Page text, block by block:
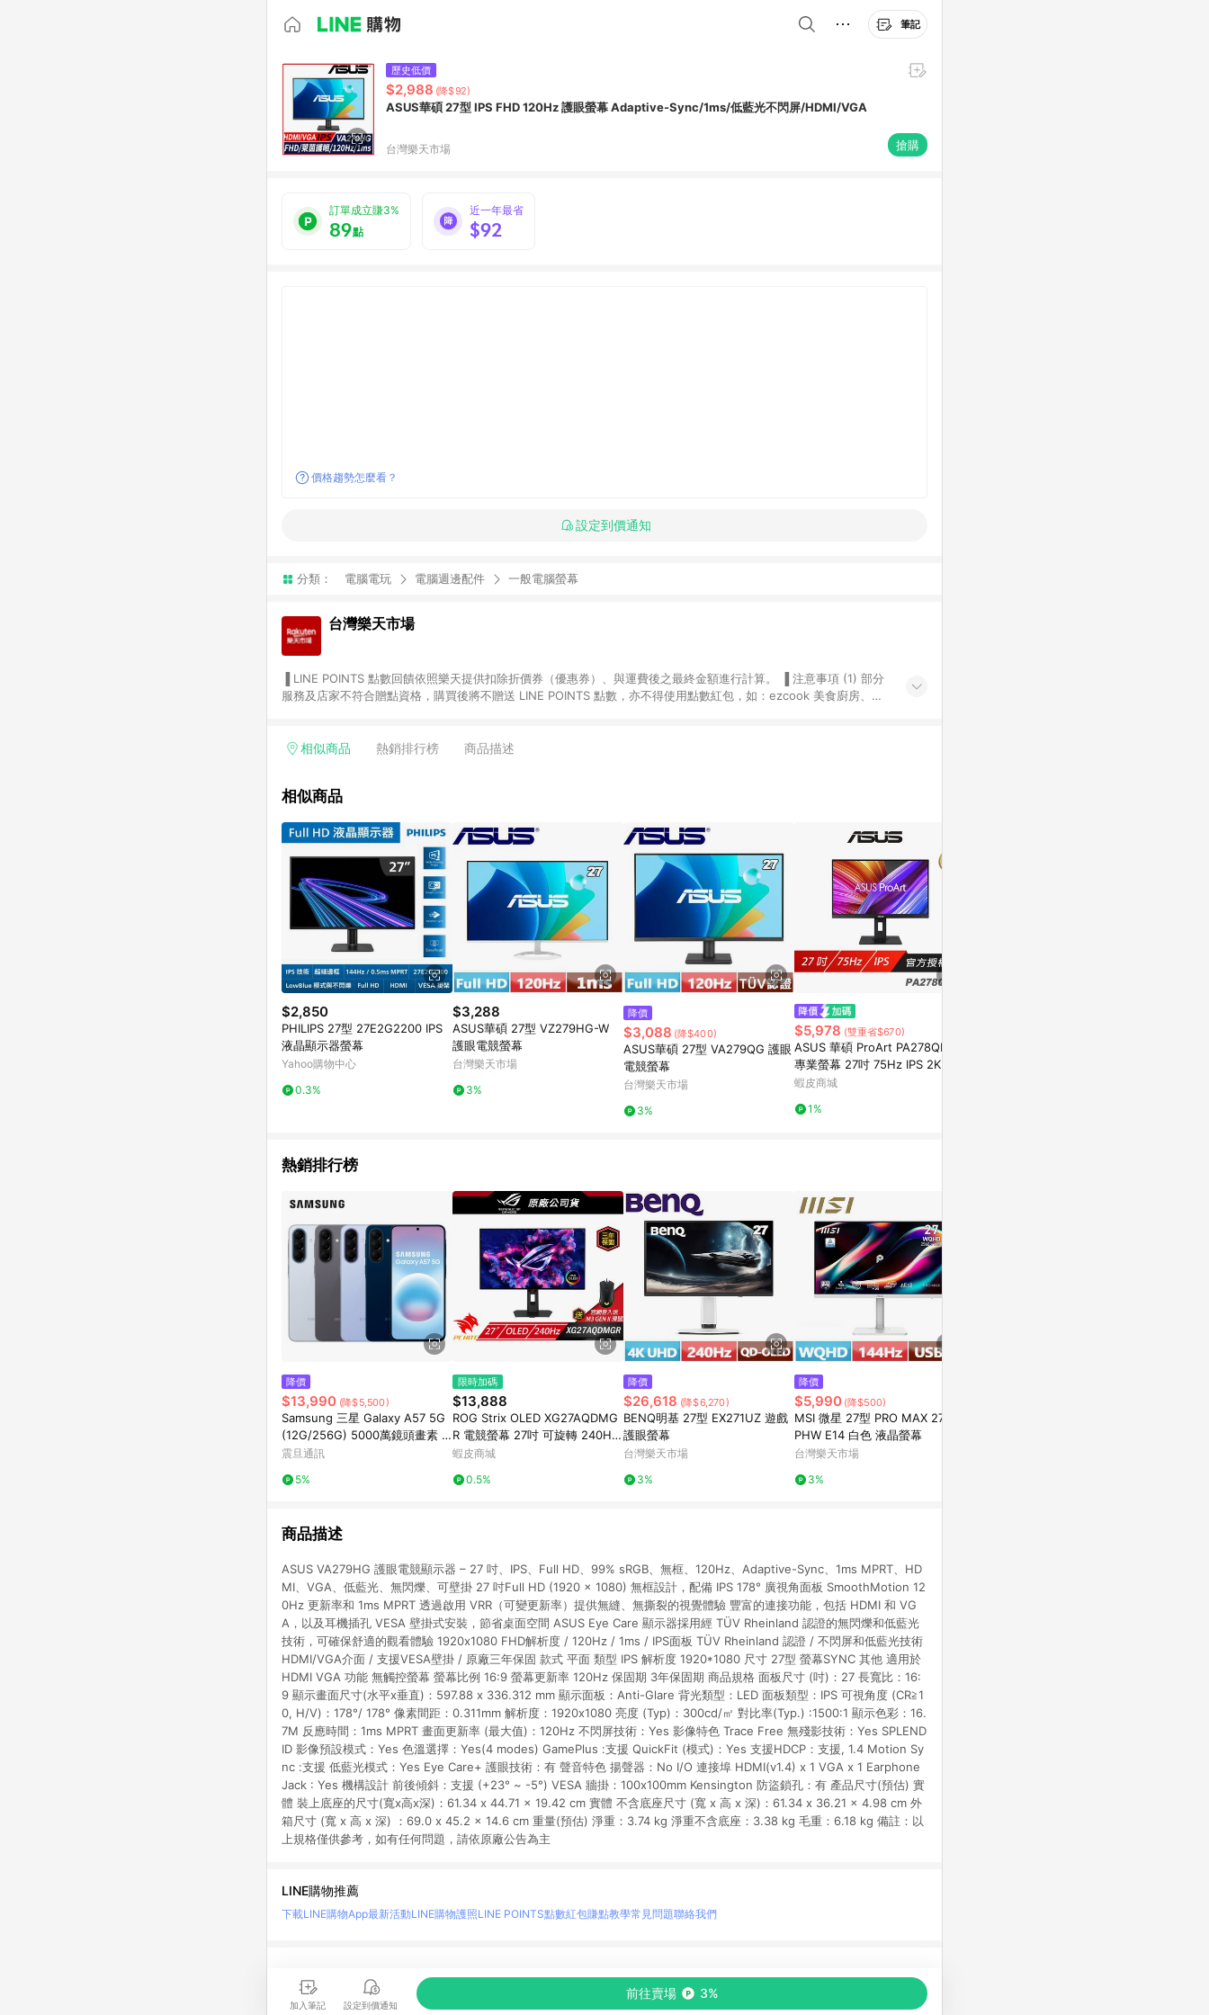
筆記
歷史低價
$2,988 (降$92)
ASUS華碩 27型 IPS FHD 120Hz 護眼螢幕 Adaptive-Sync/1ms/低藍光不閃屏/HDMI/VGA
台灣樂天市場 搶購
訂單成立賺3%
89點
近一年最省
$92
價格趨勢怎麼看？
設定到價通知
分類： 電腦電玩 電腦週邊配件 一般電腦螢幕
台灣樂天市場
服務及店家不符合贈點資格，購買後將不贈送 LINE POINTS 點數，亦不得使用點數紅包，如：ezcook 美食廚房、樂
享有 LINE POINTS 回饋。 (3) 若購買之訂單（包含預購商品）未符合樂天市場 45 天內完成訂單出貨及結帳，則不符
會有時間差，如顯示之商品規格、顏色、價位、贈品與台灣樂天市場銷售網頁不符，以銷售網頁標示為準。 (6) 導購訂
點數回饋或點數回饋有爭議，台灣樂天市場保有更改條款與法律追訴之權利，活動詳情以樂天市場網站公告為準。
相似商品 熱銷排行榜 商品描述
相似商品
$2,850
PHILIPS 27型 27E2G2200 IPS
液晶顯示器螢幕
Yahoo購物中心
0.3%
$3,288
ASUS華碩 27型 VZ279HG-W
護眼電競螢幕
台灣樂天市場
3%
降價
$3,088 (降$400)
ASUS華碩 27型 VA279QG 護眼
電競螢幕
台灣樂天市場
3%
$5,978 (雙重省$670)
ASUS 華碩 ProArt PA278QEV
專業螢幕 27吋 75Hz IPS 2K 5m
s 可調式支架
蝦皮商城
1%
熱銷排行榜
降價
$13,990 (降$5,500)
Samsung 三星 Galaxy A57 5G
(12G/256G) 5000萬鏡頭畫素 6.
7吋螢幕 Exynos1680
震旦通訊
5%
限時加碼
$13,888
ROG Strix OLED XG27AQDMG
R 電競螢幕 27吋 可旋轉 240Hz
2K 電腦螢幕 0.03ms
蝦皮商城
0.5%
降價
$26,618 (降$6,270)
BENQ明基 27型 EX271UZ 遊戲
護眼螢幕
台灣樂天市場
3%
降價
$5,990 (降$500)
MSI 微星 27型 PRO MAX 271Q
PHW E14 白色 液晶螢幕
台灣樂天市場
3%
商品描述
ASUS VA279HG 護眼電競顯示器 – 27 吋、IPS、Full HD、99% sRGB、無框、120Hz、Adaptive-Sync、1ms MPRT、HD
MI、VGA、低藍光、無閃爍、可壁掛 27 吋Full HD (1920 x 1080) 無框設計，配備 IPS 178° 廣視角面板 SmoothMotion 12
0Hz 更新率和 1ms MPRT 透過啟用 VRR（可變更新率）提供無縫、無撕裂的視覺體驗 豐富的連接功能，包括 HDMI 和 VG
A，以及耳機插孔 VESA 壁掛式安裝，節省桌面空間 ASUS Eye Care 顯示器採用經 TÜV Rheinland 認證的無閃爍和低藍光
技術，可確保舒適的觀看體驗 1920x1080 FHD解析度 / 120Hz / 1ms / IPS面板 TÜV Rheinland 認證 / 不閃屏和低藍光技術
HDMI/VGA介面 / 支援VESA壁掛 / 原廠三年保固 款式 平面 類型 IPS 解析度 1920*1080 尺寸 27型 螢幕SYNC 其他 適用於
HDMI VGA 功能 無觸控螢幕 螢幕比例 16:9 螢幕更新率 120Hz 保固期 3年保固期 商品規格 面板尺寸 (吋)：27 長寬比：16:
9 顯示畫面尺寸(水平x垂直)：597.88 x 336.312 mm 顯示面板：Anti-Glare 背光類型：LED 面板類型：IPS 可視角度 (CR≧1
0, H/V)：178°/ 178° 像素間距：0.311mm 解析度：1920x1080 亮度 (Typ)：300cd/㎡ 對比率(Typ.) :1500:1 顯示色彩：16.
7M 反應時間：1ms MPRT 畫面更新率 (最大值)：120Hz 不閃屏技術：Yes 影像特色 Trace Free 無殘影技術：Yes SPLEND
ID 影像預設模式：Yes 色溫選擇：Yes(4 modes) GamePlus :支援 QuickFit (模式)：Yes 支援HDCP：支援, 1.4 Motion Sy
nc :支援 低藍光模式：Yes Eye Care+ 護眼技術：有 聲音特色 揚聲器：No I/O 連接埠 HDMI(v1.4) x 1 VGA x 1 Earphone
Jack : Yes 機構設計 前後傾斜：支援 (+23° ~ -5°) VESA 牆掛：100x100mm Kensington 防盜鎖孔：有 產品尺寸(預估) 實
體 裝上底座的尺寸(寬x高x深)：61.34 x 44.71 x 19.42 cm 實體 不含底座尺寸 (寬 x 高 x 深)：61.34 x 36.21 x 4.98 cm 外
箱尺寸 (寬 x 高 x 深) ：69.0 x 45.2 x 14.6 cm 重量(預估) 淨重：3.74 kg 淨重不含底座：3.38 kg 毛重：6.18 kg 備註：以
上規格僅供參考，如有任何問題，請依原廠公告為主
加入筆記 設定到價通知
前往賣場 3%
LINE購物推薦
下載LINE購物App最新活動LINE購物護照LINE POINTS點數紅包賺點教學常見問題聯絡我們
LINE 購物是匯集購物情報與商品資訊的整合性平台，並依購物情報中的趨勢與風格做合作網路商家的延伸商品推薦，商品資料更新會有
時間差，請務必點擊商品至各合作網路商家，確認現售價與購物條件，一切資訊以合作廠商網頁為準。